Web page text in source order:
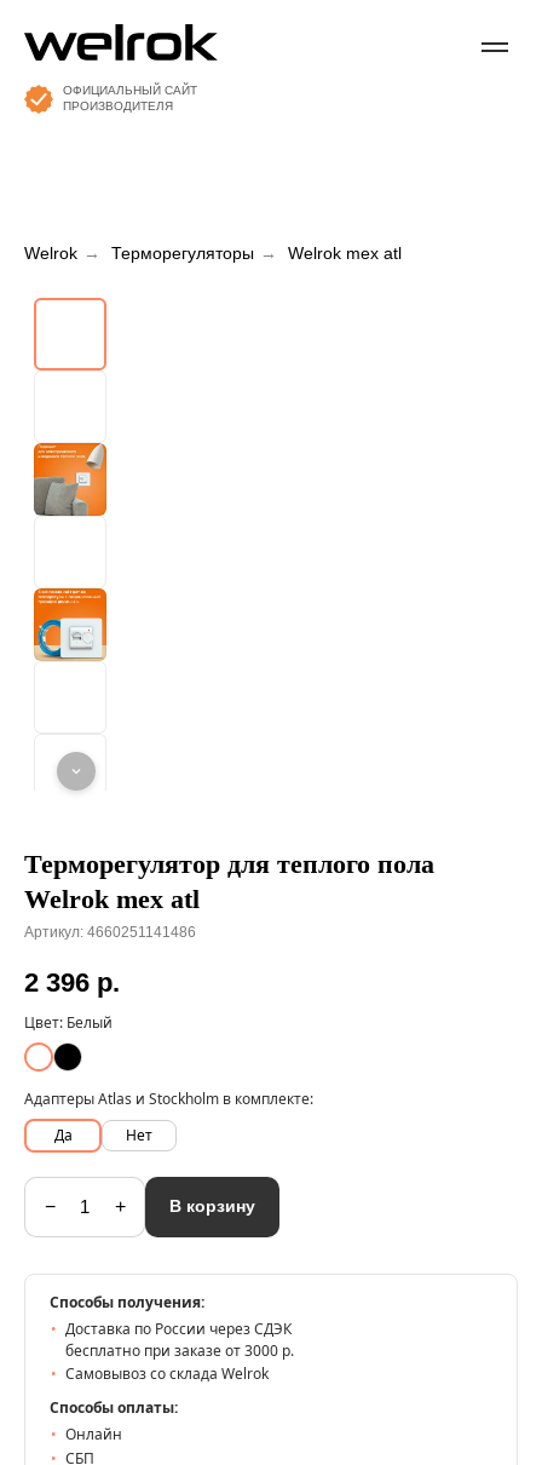
ОФИЦИАЛЬНЫЙ САЙТ
ПРОИЗВОДИТЕЛЯ
Welrok → Терморегуляторы → Welrok mex atl
Терморегулятор для теплого пола
Welrok mex atl
Артикул: 4660251141486
2 396 р.
Цвет: Белый
Адаптеры Atlas и Stockholm в комплекте:
Да
Нет
− + В корзину
Способы получения:
Доставка по России через СДЭК
бесплатно при заказе от 3000 р.
Самовывоз со склада Welrok
Способы оплаты:
Онлайн
СБП